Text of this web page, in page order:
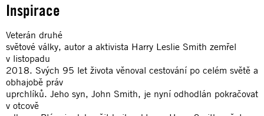
Inspirace
Veterán druhé
světové války, autor a aktivista Harry Leslie Smith zemřel
v listopadu
2018. Svých 95 let života věnoval cestování po celém světě a
obhajobě práv
uprchlíků. Jeho syn, John Smith, je nyní odhodlán pokračovat
v otcově